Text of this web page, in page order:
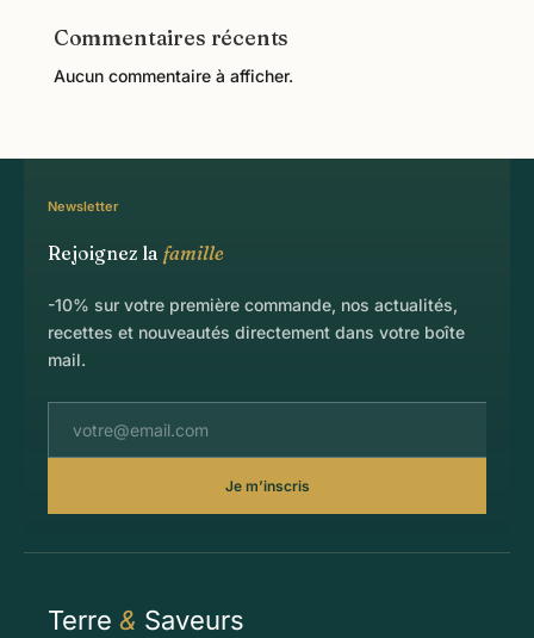
Commentaires récents
Aucun commentaire à afficher.
Newsletter
Rejoignez la famille
-10% sur votre première commande, nos actualités,
recettes et nouveautés directement dans votre boîte
mail.
Je m’inscris
Terre & Saveurs